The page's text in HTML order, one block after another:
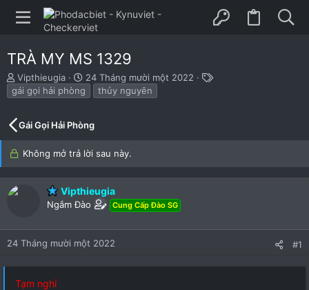
TRÀ MY MS 1329
B
ắ
t
ầ
Vipthieugia
N
à
b
t
ầ
u
24 Tháng mười một 2022
T
gái gọi hải phòng thủy nguyên
Gái Gọi Hải Phòng
Không mở trả lời sau này.
Vipthieugia
Ngắm Đào Cung Cấp Đào SG
24 Tháng mười một 2022 #1
Tạm nghỉ